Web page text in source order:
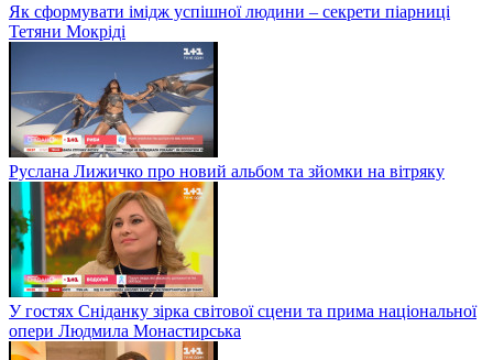
Як сформувати імідж успішної людини – секрети піарниці
Тетяни Мокріді
Руслана Лижичко про новий альбом та зйомки на вітряку
У гостях Сніданку зірка світової сцени та прима національної
опери Людмила Монастирська